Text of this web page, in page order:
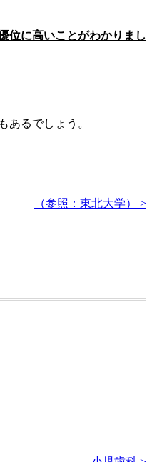
位に高いことがわかりまし
あるでしょう。
（参照：東北大学） >